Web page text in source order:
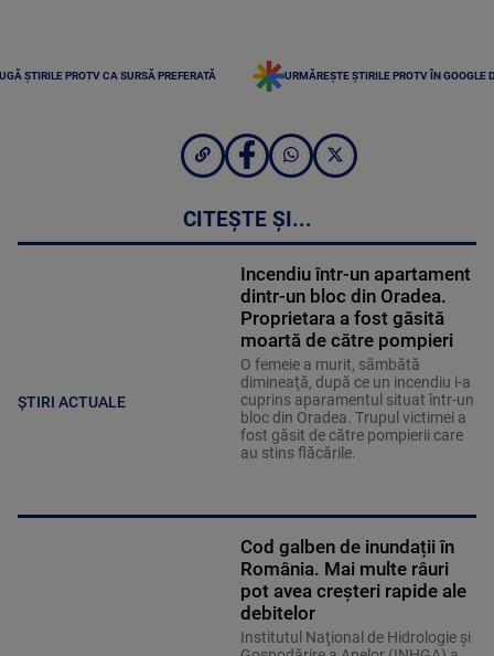
ȘTIRILE PROTV CA SURSĂ PREFERATĂ URMĂREȘTE ȘTIRILE PROTV ÎN GOOGLE
CITEȘTE ȘI...
ȘTIRI ACTUALE
Incendiu într-un apartament
dintr-un bloc din Oradea.
Proprietara a fost găsită
moartă de către pompieri
O femeie a murit, sâmbătă
dimineaţă, după ce un incendiu i-a
cuprins aparamentul situat într-un
bloc din Oradea. Trupul victimei a
fost găsit de către pompierii care
au stins flăcările.
Cod galben de inundații în
România. Mai multe râuri
pot avea creșteri rapide ale
debitelor
Institutul Naţional de Hidrologie şi